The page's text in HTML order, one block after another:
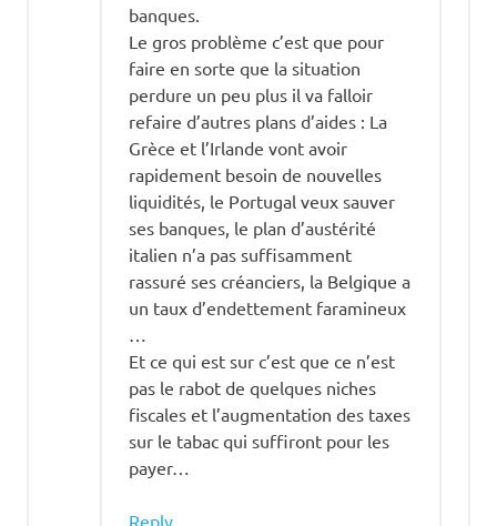
banques.
Le gros problème c’est que pour
faire en sorte que la situation
perdure un peu plus il va falloir
refaire d’autres plans d’aides : La
Grèce et l’Irlande vont avoir
rapidement besoin de nouvelles
liquidités, le Portugal veux sauver
ses banques, le plan d’austérité
italien n’a pas suffisamment
rassuré ses créanciers, la Belgique a
un taux d’endettement faramineux
Et ce qui est sur c’est que ce n’est
pas le rabot de quelques niches
fiscales et l’augmentation des taxes
sur le tabac qui suffiront pour les
payer…
Reply